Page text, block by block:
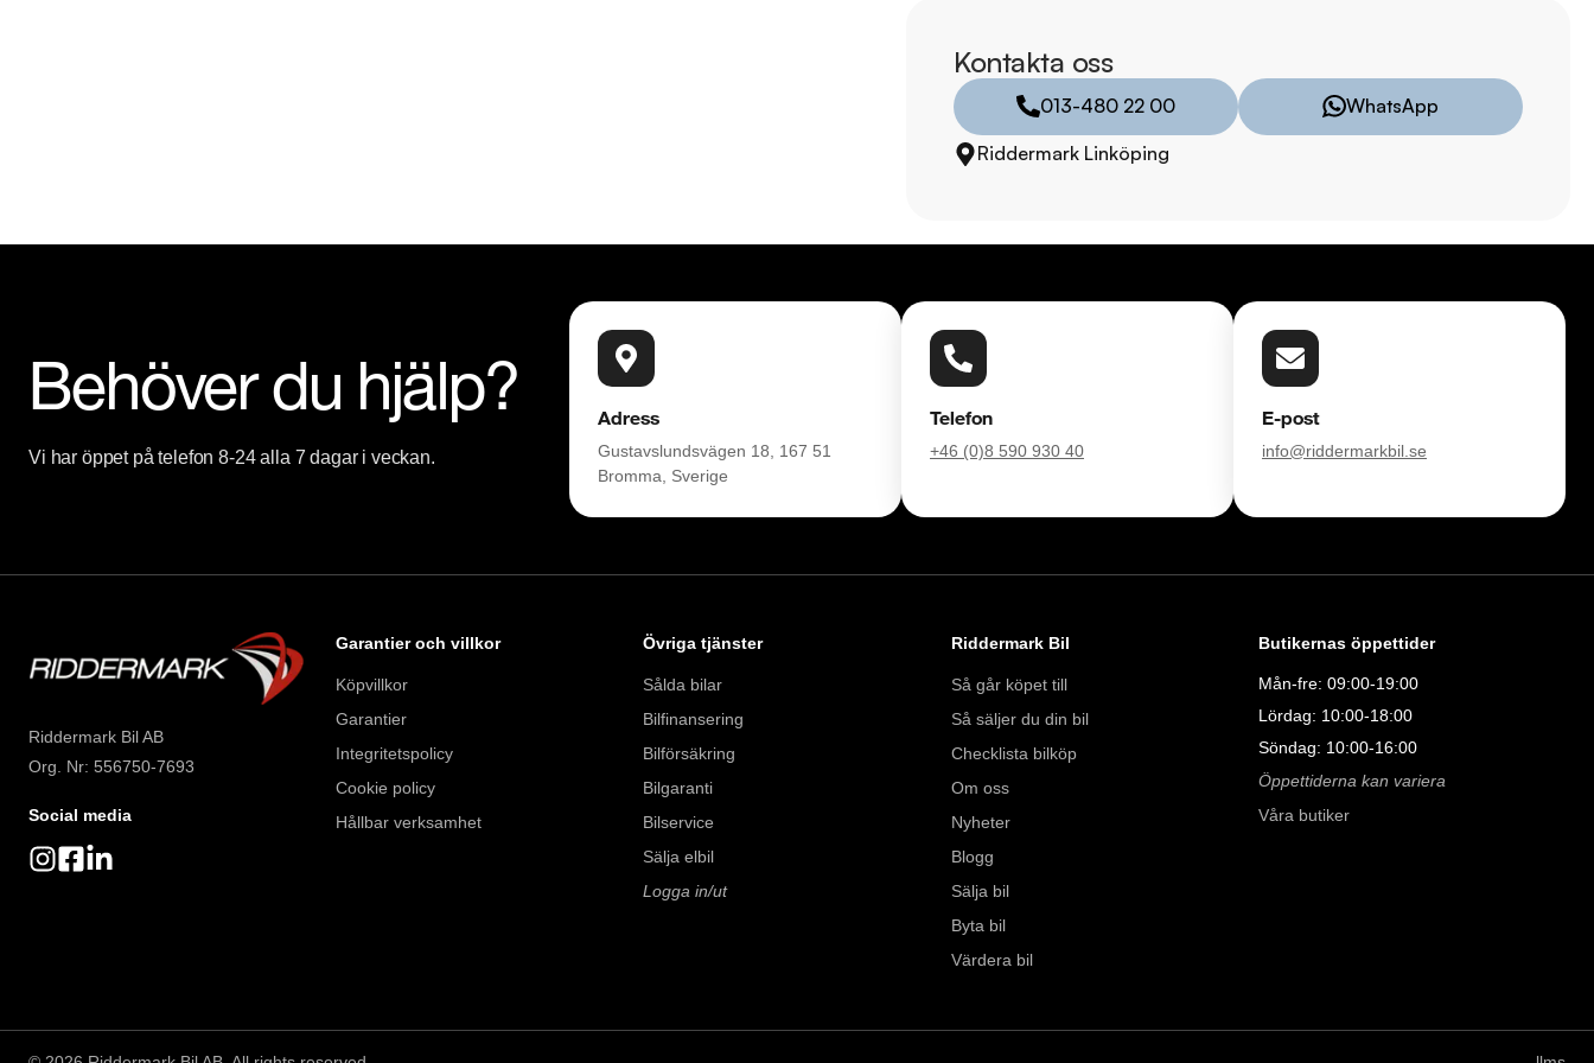
komplettera med extra hjuluppsättningar till bra priser. Gör ditt bilköp tryggt och
enkelt hos oss.
Med korta lagertider försvinner våra bilar snabbt! Ring oss idag för att reservera din
Telefontider:
Måndag - Söndag 08:00 - 24:00
Måndag - Fredag 09:00 - 19:00
Söndag 10:00 - 16:00
Kontakta oss
013-480 22 00
WhatsApp
Riddermark Linköping
Behöver du hjälp?
Vi har öppet på telefon 8-24 alla 7 dagar i veckan.
Adress
Gustavslundsvägen 18, 167 51
Bromma, Sverige
Telefon
+46 (0)8 590 930 40
E-post
info@riddermarkbil.se
Riddermark Bil AB
Org. Nr: 556750-7693
Social media
Garantier och villkor
Köpvillkor
Garantier
Integritetspolicy
Cookie policy
Hållbar verksamhet
Övriga tjänster
Sålda bilar
Bilfinansering
Bilförsäkring
Bilgaranti
Bilservice
Sälja elbil
Logga in/ut
Riddermark Bil
Så går köpet till
Så säljer du din bil
Checklista bilköp
Om oss
Nyheter
Blogg
Sälja bil
Byta bil
Värdera bil
Butikernas öppettider
Mån-fre: 09:00-19:00
Lördag: 10:00-18:00
Söndag: 10:00-16:00
Öppettiderna kan variera
Våra butiker